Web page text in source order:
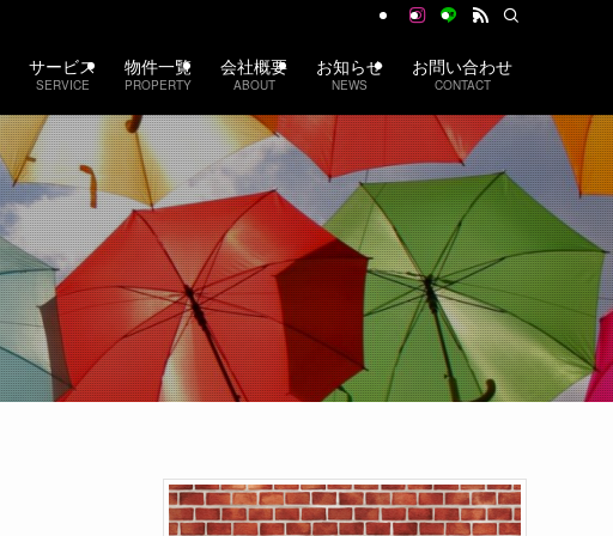
サービス
SERVICE
物件一覧
PROPERTY
会社概要
ABOUT
お知らせ
NEWS
お問い合わせ
CONTACT